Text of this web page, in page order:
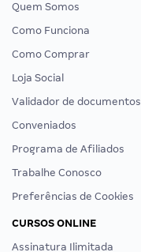
Quem Somos
Como Funciona
Como Comprar
Loja Social
Validador de documentos
Conveniados
Programa de Afiliados
Trabalhe Conosco
Preferências de Cookies
CURSOS ONLINE
Assinatura Ilimitada